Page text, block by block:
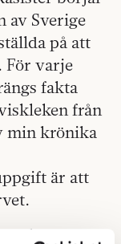
av Sverige
på att
För varje
fakta
från
min krönika
är att
skapas